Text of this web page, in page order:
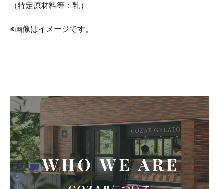
（特定原材料等：乳）
※画像はイメージです。